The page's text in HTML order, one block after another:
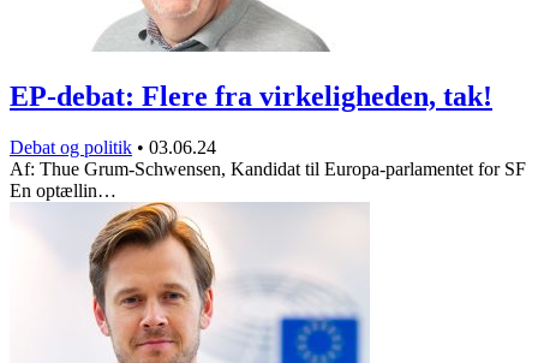
EP-debat: Flere fra virkeligheden, tak!
Debat og politik • 03.06.24
Af: Thue Grum-Schwensen, Kandidat til Europa-parlamentet for SF
En optællin…